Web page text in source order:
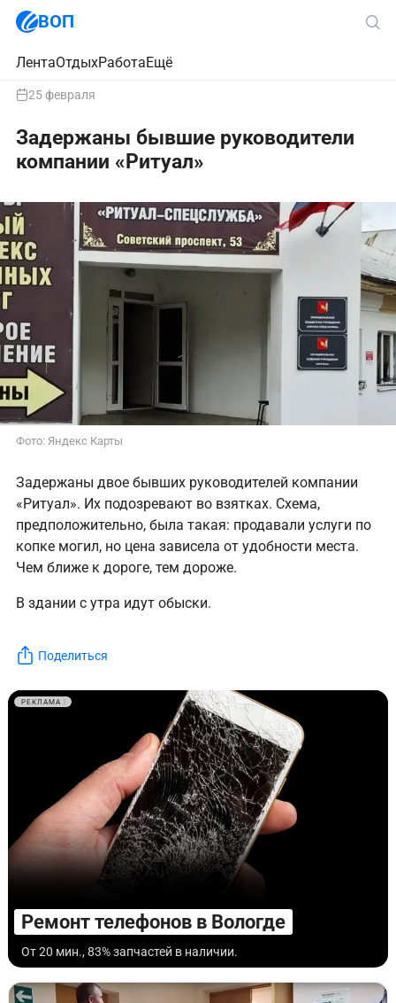
ВОП
ЛентаОтдыхРаботаЕщё
25 февраля
Задержаны бывшие руководители
компании «Ритуал»
Фото: Яндекс Карты
Задержаны двое бывших руководителей компании
«Ритуал». Их подозревают во взятках. Схема,
предположительно, была такая: продавали услуги по
копке могил, но цена зависела от удобности места.
Чем ближе к дороге, тем дороже.
В здании с утра идут обыски.
Поделиться
РЕКЛАМА
Ремонт телефонов в Вологде
От 20 мин., 83% запчастей в наличии.